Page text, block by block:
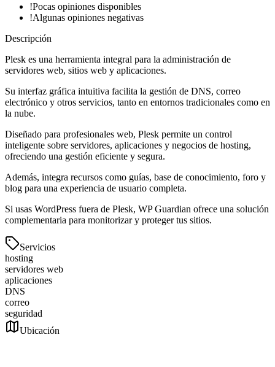
!Pocas opiniones disponibles
!Algunas opiniones negativas
Descripción
Plesk es una herramienta integral para la administración de
servidores web, sitios web y aplicaciones.
Su interfaz gráfica intuitiva facilita la gestión de DNS, correo
electrónico y otros servicios, tanto en entornos tradicionales como en
la nube.
Diseñado para profesionales web, Plesk permite un control
inteligente sobre servidores, aplicaciones y negocios de hosting,
ofreciendo una gestión eficiente y segura.
Además, integra recursos como guías, base de conocimiento, foro y
blog para una experiencia de usuario completa.
Si usas WordPress fuera de Plesk, WP Guardian ofrece una solución
complementaria para monitorizar y proteger tus sitios.
Servicios
hosting
servidores web
aplicaciones
DNS
correo
seguridad
Ubicación